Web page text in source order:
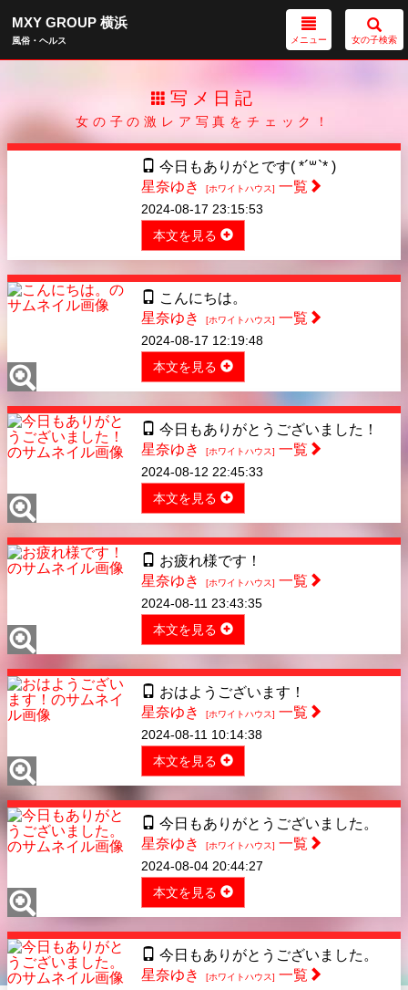
女の子検索
メニュー
MXY GROUP 横浜
風俗・ヘルス
写メ日記
女の子の激レア写真をチェック！
今日もありがとです( *´꒳`* )
星奈ゆき
[ホワイトハウス] 一覧
2024-08-17 23:15:53
本文を見る
こんにちは。
星奈ゆき
[ホワイトハウス] 一覧
2024-08-17 12:19:48
本文を見る
今日もありがとうございました！
星奈ゆき
[ホワイトハウス] 一覧
2024-08-12 22:45:33
本文を見る
お疲れ様です！
星奈ゆき
[ホワイトハウス] 一覧
2024-08-11 23:43:35
本文を見る
おはようございます！
星奈ゆき
[ホワイトハウス] 一覧
2024-08-11 10:14:38
本文を見る
今日もありがとうございました。
星奈ゆき
[ホワイトハウス] 一覧
2024-08-04 20:44:27
本文を見る
今日もありがとうございました。
星奈ゆき
[ホワイトハウス] 一覧